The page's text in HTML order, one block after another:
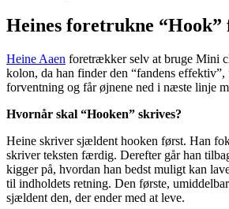
Heines foretrukne “Hook”
Heine Aaen foretrækker selv at bruge Mini
kolon, da han finder den “fandens effektiv”,
forventning og får øjnene ned i næste linje
Hvornår skal “Hooken” skrives?
Heine skriver sjældent hooken først. Han
skriver teksten færdig. Derefter går han
kigger på, hvordan han bedst muligt kan
til indholdets retning. Den første,
sjældent den, der ender med at leve.